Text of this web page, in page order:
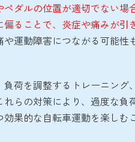
ペダルの位置が適切でない場
ることで、炎症や痛みが引
運動障害につながる可能性
荷を調整するトレーニング
らの対策により、過度な負
果的な自転車運動を楽しむ